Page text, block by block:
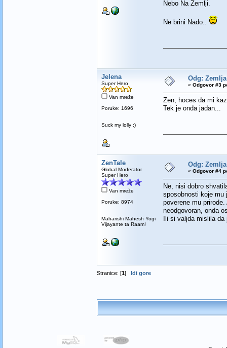
Nebo Na Zemlji.
Ne brini Nado..
Jelena
Super Hero
Van mreže
Poruke: 1696
Suck my lolly :)
Odg:
« Odgovor #3
Zen, hoces da mi
Tek je onda jadan...
ZenTale
Global Moderator
Super Hero
Van mreže
Poruke: 8974
Maharishi Mahesh Yogi
Vijayante ta Raam!
Odg:
« Odgovor #4
Ne, nisi dobro
sposobnosti koje mu
poverene mu
neodgovoran, onda
Ili si valjda mislila
Stranice: [1] Idi gore